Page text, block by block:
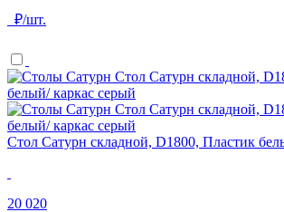
₽/шт.
Стол Сатурн складной, D1800, Пластик
20 020